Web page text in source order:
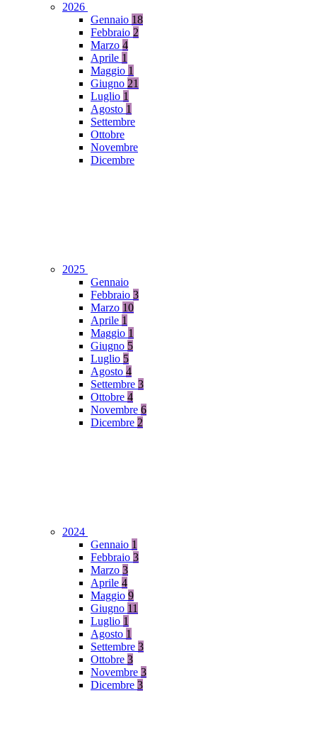
2026
Gennaio 18
Febbraio 2
Marzo 4
Aprile 1
Maggio 1
Giugno 21
Luglio 1
Agosto 1
Settembre
Ottobre
Novembre
Dicembre
2025
Gennaio
Febbraio 3
Marzo 10
Aprile 1
Maggio 1
Giugno 5
Luglio 5
Agosto 4
Settembre 3
Ottobre 4
Novembre 6
Dicembre 2
2024
Gennaio 1
Febbraio 3
Marzo 3
Aprile 4
Maggio 9
Giugno 11
Luglio 1
Agosto 1
Settembre 3
Ottobre 3
Novembre 3
Dicembre 3